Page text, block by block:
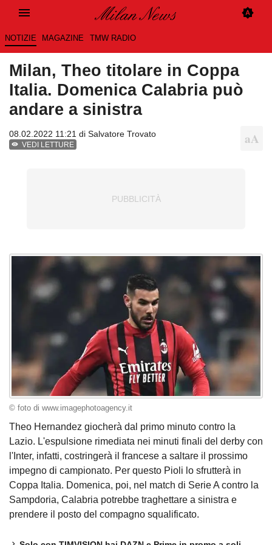
NOTIZIE MAGAZINE TMW RADIO
Milan, Theo titolare in Coppa
Italia. Domenica Calabria può
andare a sinistra
08.02.2022 11:21 di Salvatore Trovato
VEDI LETTURE
© foto di www.imagephotoagency.it
Theo Hernandez giocherà dal primo minuto contro la
Lazio. L'espulsione rimediata nei minuti finali del derby con
l'Inter, infatti, costringerà il francese a saltare il prossimo
impegno di campionato. Per questo Pioli lo sfrutterà in
Coppa Italia. Domenica, poi, nel match di Serie A contro la
Sampdoria, Calabria potrebbe traghettare a sinistra e
prendere il posto del compagno squalificato.